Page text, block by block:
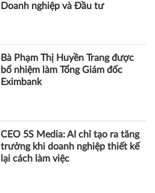
Doanh nghiệp và Đầu tư
Bà Phạm Thị Huyền Trang được
bổ nhiệm làm Tổng Giám đốc
Eximbank
CEO 5S Media: AI chỉ tạo ra tăng
trưởng khi doanh nghiệp thiết kế
lại cách làm việc